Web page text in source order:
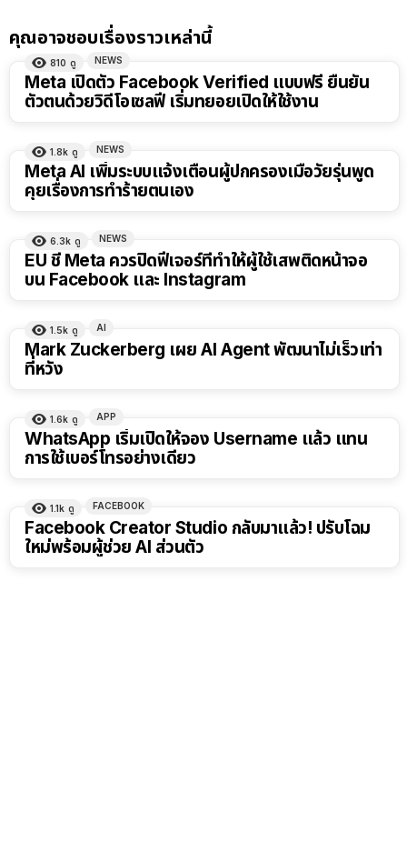
คุณอาจชอบเรื่องราวเหล่านี้
810 ดู NEWS
Meta เปิดตัว Facebook Verified แบบฟรี ยืนยัน
ตัวตนด้วยวิดีโอเซลฟี เริ่มทยอยเปิดให้ใช้งาน
1.8k ดู NEWS
Meta AI เพิ่มระบบแจ้งเตือนผู้ปกครองเมื่อวัยรุ่นพูด
คุยเรื่องการทำร้ายตนเอง
6.3k ดู NEWS
EU ชี้ Meta ควรปิดฟีเจอร์ที่ทำให้ผู้ใช้เสพติดหน้าจอ
บน Facebook และ Instagram
1.5k ดู AI
Mark Zuckerberg เผย AI Agent พัฒนาไม่เร็วเท่า
ที่หวัง
1.6k ดู APP
WhatsApp เริ่มเปิดให้จอง Username แล้ว แทน
การใช้เบอร์โทรอย่างเดียว
1.1k ดู FACEBOOK
Facebook Creator Studio กลับมาแล้ว! ปรับโฉม
ใหม่พร้อมผู้ช่วย AI ส่วนตัว